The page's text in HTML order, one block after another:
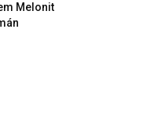
Melonit